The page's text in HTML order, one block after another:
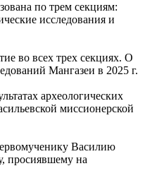
по трем секциям:
исследования и
во всех трех секциях. О
Мангазеи в 2025 г.
археологических
миссионерской
Василию
просиявшему на